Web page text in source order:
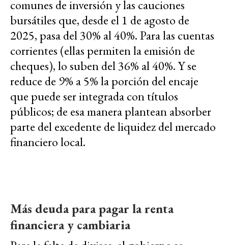
comunes de inversión y las cauciones
bursátiles que, desde el 1 de agosto de
2025, pasa del 30% al 40%. Para las cuentas
corrientes (ellas permiten la emisión de
cheques), lo suben del 36% al 40%. Y se
reduce de 9% a 5% la porción del encaje
que puede ser integrada con títulos
públicos; de esa manera plantean absorber
parte del excedente de liquidez del mercado
financiero local.
Más deuda para pagar la renta
financiera y cambiaria